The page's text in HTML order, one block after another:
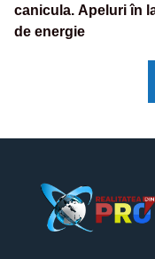
canicula. Apeluri în
de energie